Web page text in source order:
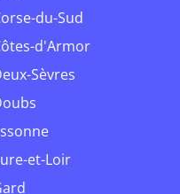
Corse-du-Sud
Côtes-d'Armor
Deux-Sèvres
Doubs
Essonne
Eure-et-Loir
Gard